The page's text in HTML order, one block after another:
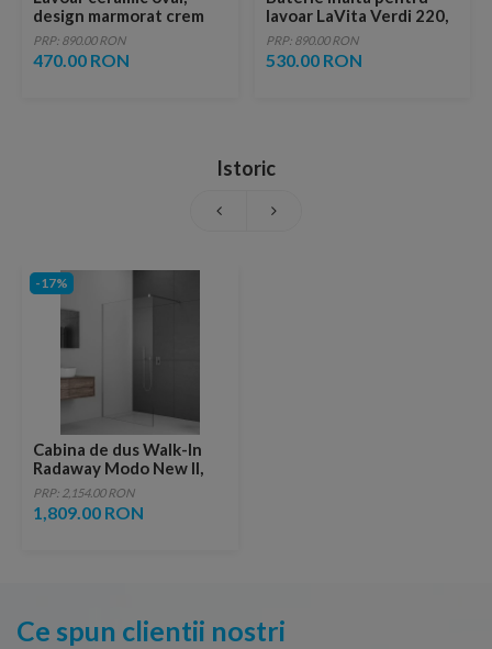
design marmorat crem
lucios cu vene aurii,
ventil inclus
PRP: 890.00 RON
470.00 RON
lavoar LaVita Verdi 220,
fara ventil, brushed
copper
PRP: 890.00 RON
530.00 RON
Istoric
-17%
Cabina de dus Walk-In
Radaway Modo New II,
130X200 cm, sticla
transparenta
PRP: 2,154.00 RON
1,809.00 RON
Ce spun clientii nostri